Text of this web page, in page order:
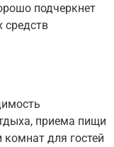
подчеркнет
средств
приема пищи
для гостей